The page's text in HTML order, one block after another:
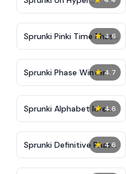
Shifted Phase 4
★ 4.6
Sprunki Pinki Time Phase
3
★ 4.7
Sprunki Phase Winter
★ 4.6
Sprunki Alphabet lore
Arabic Phase 3
★ 4.6
Sprunki Definitive Phase
9 New